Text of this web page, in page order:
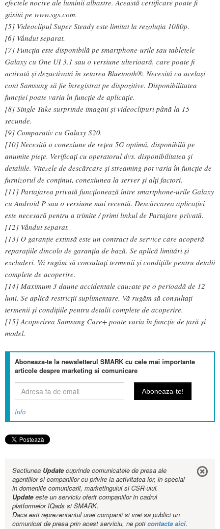
efectele nocive ale luminii albastre. Această certificare poate fi
găsită pe www.sgs.com.
[5] Videoclipul Super Steady este limitat la rezoluția 1080p.
[6] Vândut separat.
[7] Funcția este disponibilă pe smartphone-urile sau tabletele
Galaxy cu One UI 3.1 sau o versiune ulterioară, care poate fi
activată și dezactivată în setarea Bluetooth®. Necesită ca același
cont Samsung să fie înregistrat pe dispozitive. Disponibilitatea
funcției poate varia în funcție de aplicație.
[8] Single Take surprinde imagini și videoclipuri până la 15
secunde.
[9] Comparativ cu Galaxy S20.
[10] Necesită o conexiune de rețea 5G optimă, disponibilă pe
anumite piețe. Verificați cu operatorul dvs. disponibilitatea și
detaliile. Vitezele de descărcare și streaming pot varia în funcție de
furnizorul de conținut, conexiunea la server și alți factori.
[11] Partajarea privată funcționează între smartphone-urile Galaxy
cu Android P sau o versiune mai recentă. Descărcarea aplicației
este necesară pentru a trimite / primi linkul de Partajare privată.
[12] Vândut separat.
[13] O garanție extinsă este un contract de service care acoperă
reparațiile dincolo de garanția de bază. Se aplică limitări și
excluderi. Vă rugăm să consultați termenii și condițiile pentru detalii
complete de acoperire.
[14] Maximum 3 daune accidentale cauzate pe o perioadă de 12
luni. Se aplică restricții suplimentare. Vă rugăm să consultați
termenii și condițiile pentru detalii complete de acoperire.
[15] Acoperirea Samsung Care+ poate varia în funcție de țară și
model.
Aboneaza-te la newsletterul SMARK cu cele mai importante
articole despre marketing si comunicare
Info
Sectiunea Updatecuprinde comunicatele de presa ale
agentiilor si companiilor cu privire la activitatea lor, in special
in domeniile comunicarii, marketingului si CSR-ului.
Updateeste un serviciu oferit companiilor in cadrul
platformelor IQads si SMARK.
Daca esti reprezentantul unei companii si vrei sa publici un
comunicat de presa prin acest serviciu, ne poticontacta aici.